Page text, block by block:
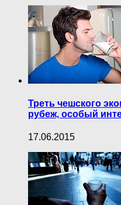
Треть чешского
рубеж, особый
17.06.2015